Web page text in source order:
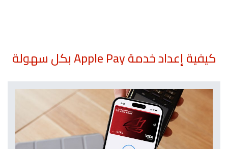
كيفية إعداد خدمة Apple Pay بكل سهولة